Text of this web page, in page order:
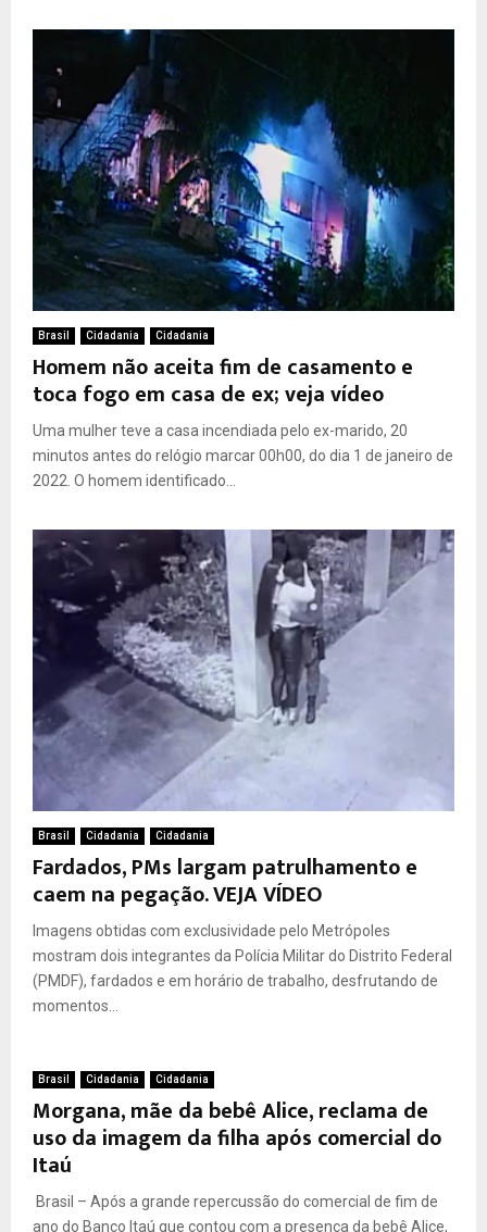
Brasil Cidadania Cidadania
Homem não aceita fim de casamento e
toca fogo em casa de ex; veja vídeo
Uma mulher teve a casa incendiada pelo ex-marido, 20
minutos antes do relógio marcar 00h00, do dia 1 de janeiro de
2022. O homem identificado...
Brasil Cidadania Cidadania
Fardados, PMs largam patrulhamento e
caem na pegação. VEJA VÍDEO
Imagens obtidas com exclusividade pelo Metrópoles
mostram dois integrantes da Polícia Militar do Distrito Federal
(PMDF), fardados e em horário de trabalho, desfrutando de
momentos...
Brasil Cidadania Cidadania
Morgana, mãe da bebê Alice, reclama de
uso da imagem da filha após comercial do
Itaú
Brasil – Após a grande repercussão do comercial de fim de
ano do Banco Itaú que contou com a presença da bebê Alice,